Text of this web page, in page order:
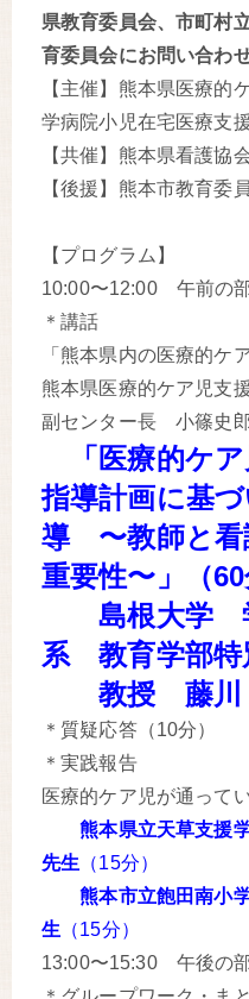
県教育委員会、市町村
育委員会にお問い合わ
【主催】熊本県医療的
学病院小児在宅医療支
【共催】熊本県看護協
【後援】熊本市教育委
【プログラム】
10:00〜12:00 午前の
＊講話
「熊本県内の医療的ケ
熊本県医療的ケア児支
副センター長 小篠史
「医療的ケア
指導計画に基
導 〜教師と看
重要性〜」（60
島根大学 学
系 教育学部特
教授 藤川
＊質疑応答（10分）
＊実践報告
医療的ケア児が通って
熊本県立天草支援
先生 （15分）
熊本市立飽田南小
生 （15分）
13:00〜15:30 午後の